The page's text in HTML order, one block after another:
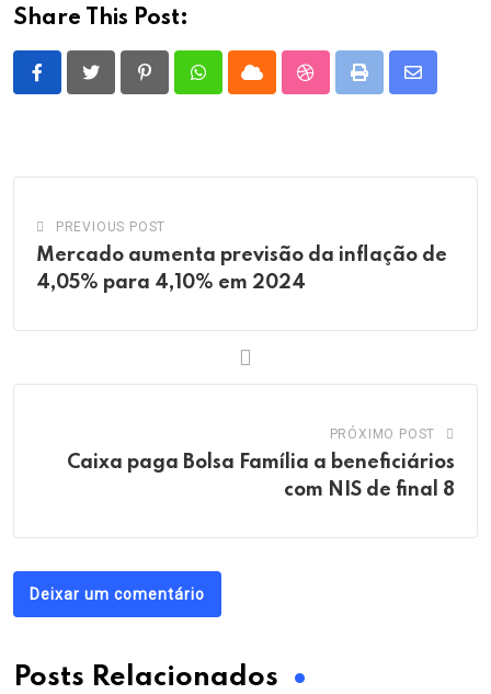
Share This Post:
PinterestWhatsappCloud StumbleUpon
Print
Share
PREVIOUS POST
Mercado aumenta previsão da inflação de
4,05% para 4,10% em 2024
PRÓXIMO POST
Caixa paga Bolsa Família a beneficiários
com NIS de final 8
Deixar um comentário
Posts Relacionados